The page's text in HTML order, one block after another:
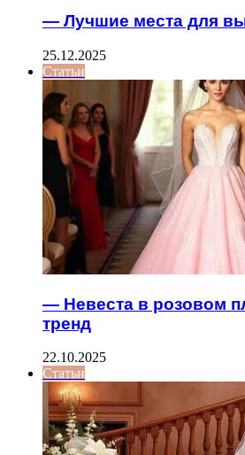
— Лучшие места для
25.12.2025
Статьи
— Невеста в розовом
тренд
22.10.2025
Статьи